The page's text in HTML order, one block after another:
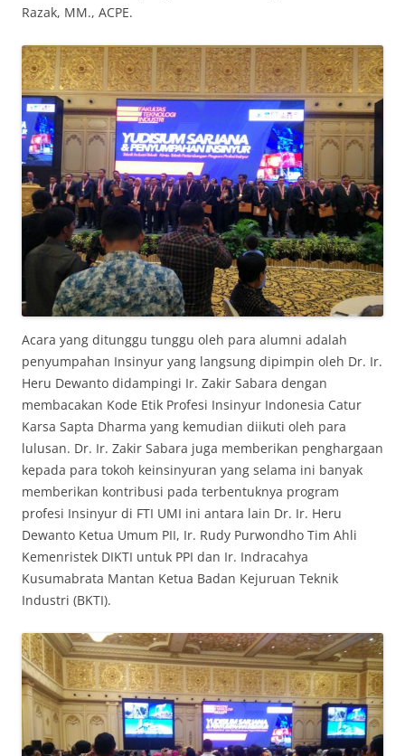
Razak, MM., ACPE.
Acara yang ditunggu tunggu oleh para alumni adalah
penyumpahan Insinyur yang langsung dipimpin oleh Dr. Ir.
Heru Dewanto didampingi Ir. Zakir Sabara dengan
membacakan Kode Etik Profesi Insinyur Indonesia Catur
Karsa Sapta Dharma yang kemudian diikuti oleh para
lulusan. Dr. Ir. Zakir Sabara juga memberikan penghargaan
kepada para tokoh keinsinyuran yang selama ini banyak
memberikan kontribusi pada terbentuknya program
profesi Insinyur di FTI UMI ini antara lain Dr. Ir. Heru
Dewanto Ketua Umum PII, Ir. Rudy Purwondho Tim Ahli
Kemenristek DIKTI untuk PPI dan Ir. Indracahya
Kusumabrata Mantan Ketua Badan Kejuruan Teknik
Industri (BKTI).